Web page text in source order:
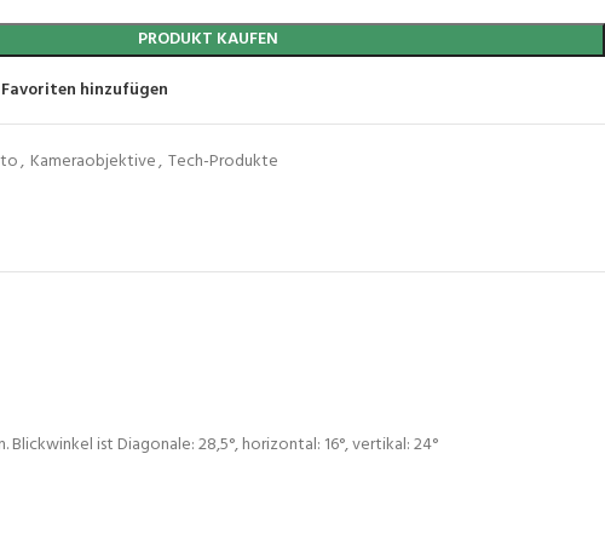
PRODUKT KAUFEN
hinzufügen
, Kameraobjektive, Tech-Produkte
ist Diagonale: 28,5°, horizontal: 16°, vertikal: 24°